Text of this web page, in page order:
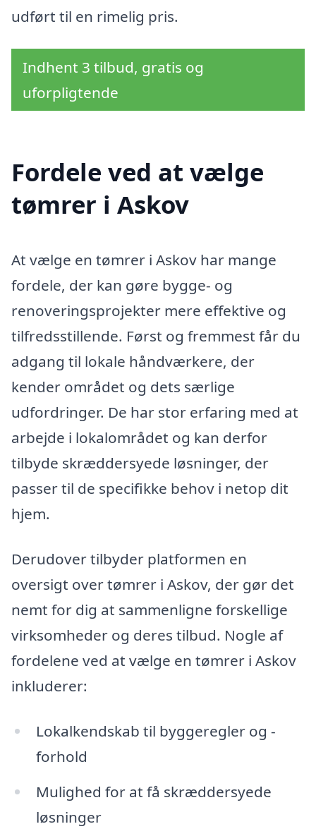
udført til en rimelig pris.
Indhent 3 tilbud, gratis og
uforpligtende
Fordele ved at vælge
tømrer i Askov
At vælge en tømrer i Askov har mange
fordele, der kan gøre bygge- og
renoveringsprojekter mere effektive og
tilfredsstillende. Først og fremmest får du
adgang til lokale håndværkere, der
kender området og dets særlige
udfordringer. De har stor erfaring med at
arbejde i lokalområdet og kan derfor
tilbyde skræddersyede løsninger, der
passer til de specifikke behov i netop dit
hjem.
Derudover tilbyder platformen en
oversigt over tømrer i Askov, der gør det
nemt for dig at sammenligne forskellige
virksomheder og deres tilbud. Nogle af
fordelene ved at vælge en tømrer i Askov
inkluderer:
Lokalkendskab til byggeregler og -
forhold
Mulighed for at få skræddersyede
løsninger